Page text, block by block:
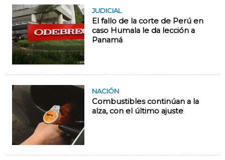
JUDICIAL
El fallo de la corte de Perú en
caso Humala le da lección a
Panamá
NACIÓN
Combustibles continúan a la
alza, con el último ajuste